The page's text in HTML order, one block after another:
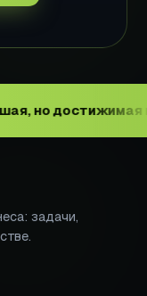
цель.
задачи,